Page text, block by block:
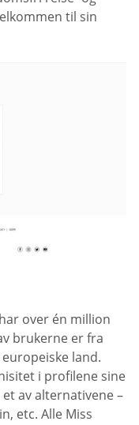
til sin
over én million
brukerne er fra
land.
i profilene sine
av alternativene –
etc. Alle Miss